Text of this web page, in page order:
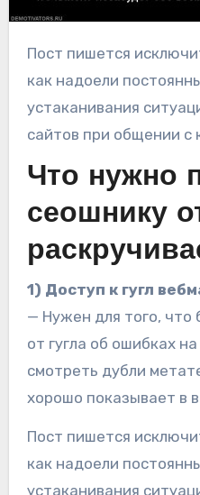
Пост пишется исключительно для себя, так
как надоели
устаканивания
сайтов при общении с
Что нужно
сеошнику
1) Доступ к гугл
— Нужен для того, что
от гугла об ошибках
смотреть дубли
хорошо показывает в
Пост пишется
как надоели
устаканивания